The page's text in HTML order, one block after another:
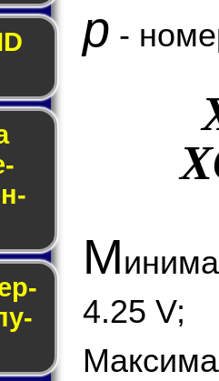
p -
М
4.25 V;